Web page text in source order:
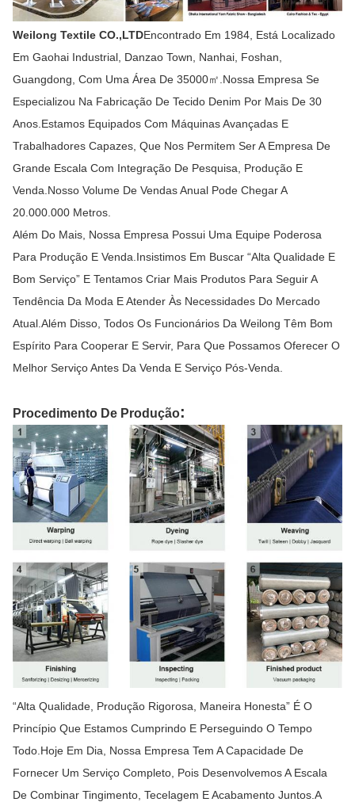
Weilong Textile CO.,LTDEncontrado Em 1984, Está Localizado
Em Gaohai Industrial, Danzao Town, Nanhai, Foshan,
Guangdong, Com Uma Área De 35000㎡.Nossa Empresa Se
Especializou Na Fabricação De Tecido Denim Por Mais De 30
Anos.Estamos Equipados Com Máquinas Avançadas E
Trabalhadores Capazes, Que Nos Permitem Ser A Empresa De
Grande Escala Com Integração De Pesquisa, Produção E
Venda.Nosso Volume De Vendas Anual Pode Chegar A
20.000.000 Metros.
Além Do Mais, Nossa Empresa Possui Uma Equipe Poderosa
Para Produção E Venda.Insistimos Em Buscar “alta Qualidade E
Bom Serviço” E Tentamos Criar Mais Produtos Para Seguir A
Tendência Da Moda E Atender Às Necessidades Do Mercado
Atual.Além Disso, Todos Os Funcionários Da Weilong Têm Bom
Espírito Para Cooperar E Servir, Para Que Possamos Oferecer O
Melhor Serviço Antes Da Venda E Serviço Pós-Venda.
Procedimento De Produção:
“Alta Qualidade, Produção Rigorosa, Maneira Honesta” É O
Princípio Que Estamos Cumprindo E Perseguindo O Tempo
Todo.Hoje Em Dia, Nossa Empresa Tem A Capacidade De
Fornecer Um Serviço Completo, Pois Desenvolvemos A Escala
De Combinar Tingimento, Tecelagem E Acabamento Juntos.A